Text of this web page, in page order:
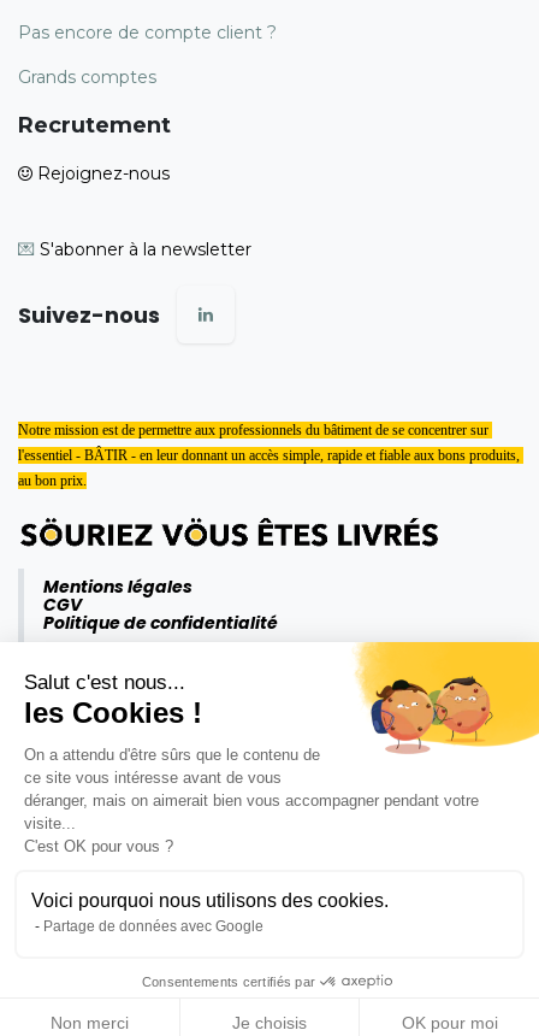
Salut c'est nous...
les Cookies !
On a attendu d'être sûrs que le contenu de
ce site vous intéresse avant de vous
déranger, mais on aimerait bien vous accompagner pendant votre
visite...
C'est OK pour vous ?
Voici pourquoi nous utilisons des cookies.
Partage de données avec Google
Consentements certifiés par
Non merci Je choisis OK pour moi
Pas encore de compte client ?
Grands comptes
Recrutement
Rejoignez-nous
💌 S'abonner à la newsletter
Suivez-nous
Notre mission est de permettre aux professionnels du bâtiment de se concentrer sur
l'essentiel - BÂTIR - en leur donnant un accès simple, rapide et fiable aux bons produits,
au bon prix.
Mentions légales
CGV
Politique de confidentialité
Copyright ©Krömm 2026